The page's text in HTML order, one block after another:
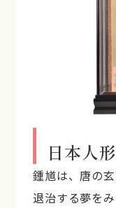
日本人
鍾馗は、唐の
退治する夢を